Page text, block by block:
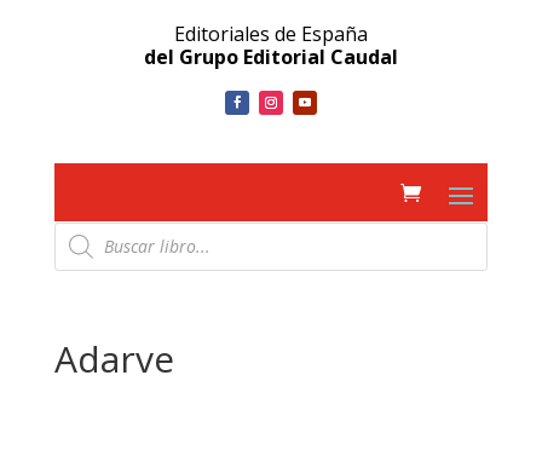
Editoriales de España
del Grupo Editorial Caudal
Búsqueda
de
productos
Adarve